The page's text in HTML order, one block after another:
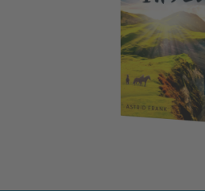
Die verlorenen Pferde der